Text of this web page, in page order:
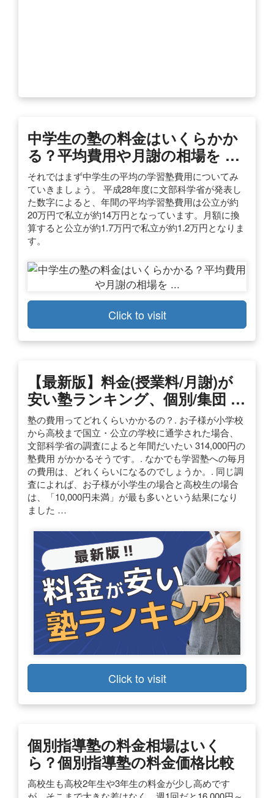
中学生の塾の料金はいくらかか
る？平均費用や月謝の相場を …
それではまず中学生の平均の学習塾費用についてみ
ていきましょう。 平成28年度に文部科学省が発表し
た数字によると、年間の平均学習塾費用は公立が約
20万円で私立が約14万円となっています。月額に換
算すると公立が約1.7万円で私立が約1.2万円となりま
す。
Click to visit
【最新版】料金(授業料/月謝)が
安い塾ランキング、個別/集団 …
塾の費用ってどれくらいかかるの？. お子様が小学校
から高校まで国立・公立の学校に通学された場合、
文部科学省の調査によると年間だいたい 314,000円の
塾費用 がかかるそうです。. なかでも学習塾への毎月
の費用は、どれくらいになるのでしょうか。. 同じ調
査によれば、お子様が小学生の場合と高校生の場合
は、「10,000円未満」が最も多いという結果になり
ました …
Click to visit
個別指導塾の料金相場はいく
ら？個別指導塾の料金価格比較
高校生も高校2年生や3年生の料金が少し高めです